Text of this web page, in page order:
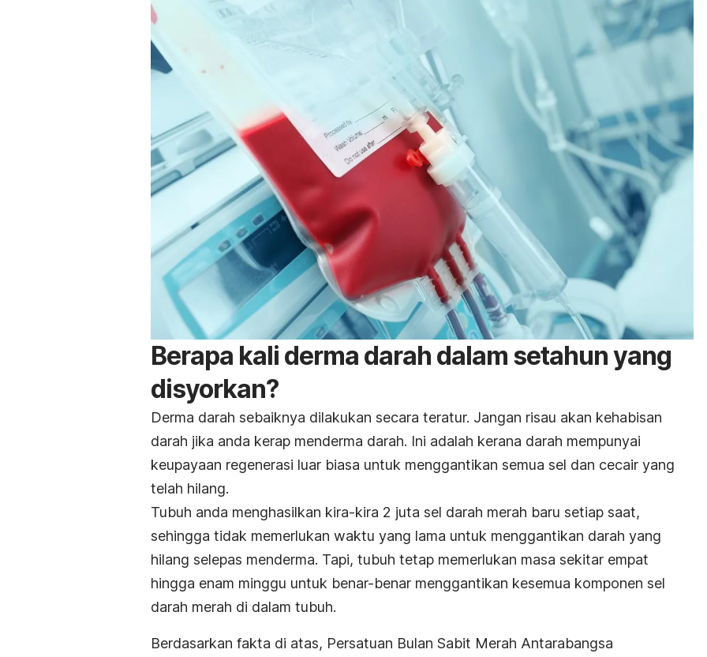
Berapa kali derma darah dalam setahun yang
disyorkan?
Derma darah sebaiknya dilakukan secara teratur. Jangan risau akan kehabisan
darah jika anda kerap menderma darah. Ini adalah kerana darah mempunyai
keupayaan regenerasi luar biasa untuk menggantikan semua sel dan cecair yang
telah hilang.
Tubuh anda menghasilkan kira-kira 2 juta sel darah merah baru setiap saat,
sehingga tidak memerlukan waktu yang lama untuk menggantikan darah yang
hilang selepas menderma. Tapi, tubuh tetap memerlukan masa sekitar empat
hingga enam minggu untuk benar-benar menggantikan kesemua komponen sel
darah merah di dalam tubuh.
Berdasarkan fakta di atas, Persatuan Bulan Sabit Merah Antarabangsa